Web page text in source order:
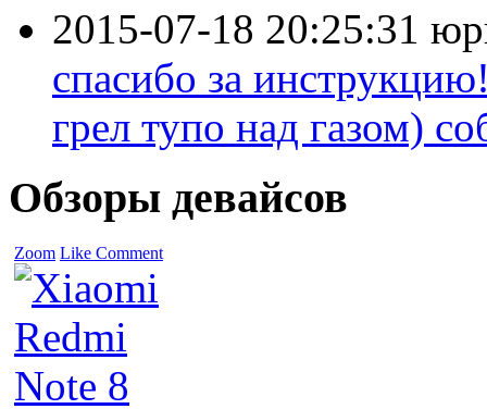
2015-07-18 20:25:31
спасибо за
грел тупо над газом)
Обзоры девайсов
Zoom Like Comment